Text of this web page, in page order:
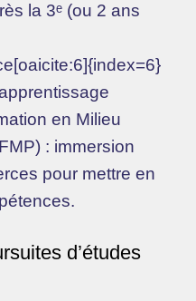
la 3ᵉ (ou 2 ans
en Milieu
: immersion
pour mettre en
d’études